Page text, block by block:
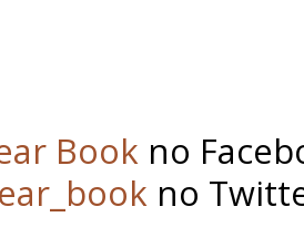
Book no
no